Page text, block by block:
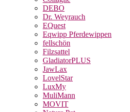
DEBO
Dr. Weyrauch
EQuest
Eqwipp Pferdewippen
fellschön
Filzsattel
GladiatorPLUS
JawLax
LovelStar
LuxMy
MuliMann
MOVIT